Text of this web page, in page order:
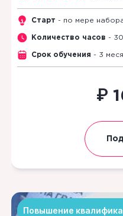
Старт - по мере
Количество часов -
Срок обучения - 3
₽
Повышение